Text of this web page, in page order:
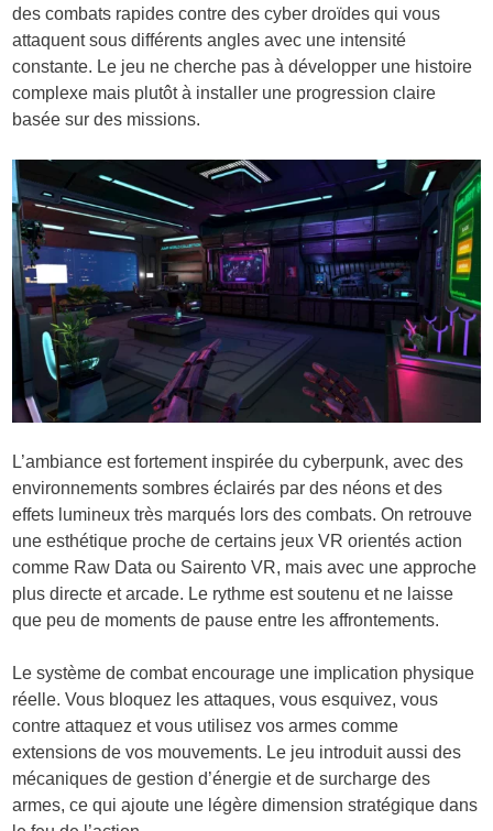
des combats rapides contre des cyber droïdes qui vous
attaquent sous différents angles avec une intensité
constante. Le jeu ne cherche pas à développer une histoire
complexe mais plutôt à installer une progression claire
basée sur des missions.
L’ambiance est fortement inspirée du cyberpunk, avec des
environnements sombres éclairés par des néons et des
effets lumineux très marqués lors des combats. On retrouve
une esthétique proche de certains jeux VR orientés action
comme Raw Data ou Sairento VR, mais avec une approche
plus directe et arcade. Le rythme est soutenu et ne laisse
que peu de moments de pause entre les affrontements.
Le système de combat encourage une implication physique
réelle. Vous bloquez les attaques, vous esquivez, vous
contre attaquez et vous utilisez vos armes comme
extensions de vos mouvements. Le jeu introduit aussi des
mécaniques de gestion d’énergie et de surcharge des
armes, ce qui ajoute une légère dimension stratégique dans